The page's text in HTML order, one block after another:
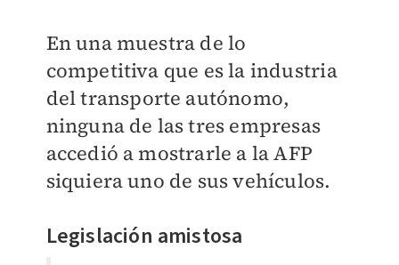
En una muestra de lo
competitiva que es la industria
del transporte autónomo,
ninguna de las tres empresas
accedió a mostrarle a la AFP
siquiera uno de sus vehículos.
Legislación amistosa